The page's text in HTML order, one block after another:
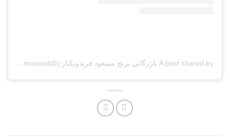
A post shared by بازرگانی برنج مسعود فریدونکنار (@berenj_masoud)